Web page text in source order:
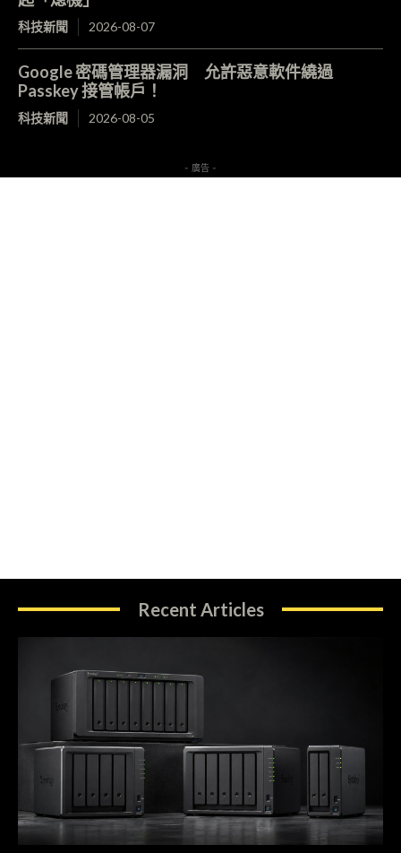
科技新聞 2026-08-07
Google 密碼管理器漏洞 允許惡意軟件繞過
Passkey 接管帳戶！
科技新聞 2026-08-05
- 廣告 -
Recent Articles